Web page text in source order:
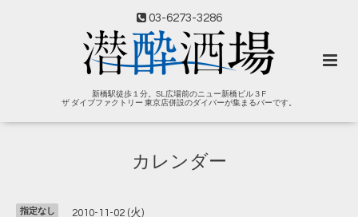
03-6273-3286
新橋駅徒歩１分。SL広場前のニュー新橋ビル３F
ザ ダイブファクトリー 東京店併設のダイバーが集まるバーです。
カレンダー
指定なし 2010-11-02 (火)